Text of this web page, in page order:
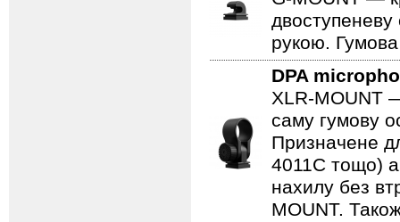
двоступеневу
рукою. Гумова
DPA
XLR-MOUNT
саму гумову
Призначене
4011C тощо)
нахилу без
MOUNT.